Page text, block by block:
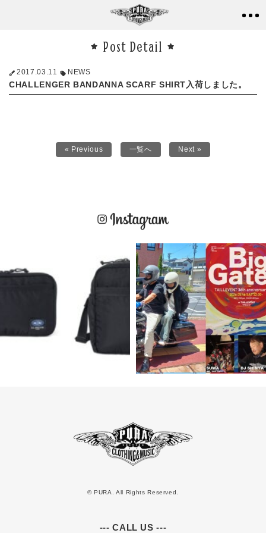
Post Detail
2017.03.11 NEWS
CHALLENGER BANDANNA SCARF SHIRT入荷しました。
« Previous 一覧へ Next »
© PURA. All Rights Reserved.
--- CALL US ---